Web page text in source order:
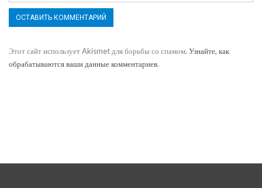
Этот сайт использует Akismet для борьбы со спамом. Узнайте, как
обрабатываются ваши данные комментариев.